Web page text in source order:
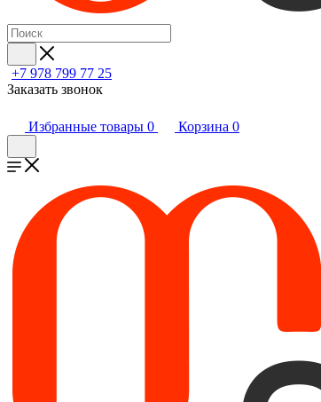
+7 978 799 77 25
Заказать звонок
Избранные товары 0 Корзина 0